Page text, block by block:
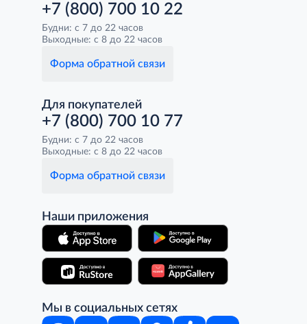
+7 (800) 700 10 22
Будни: с 7 до 22 часов
Выходные: с 8 до 22 часов
Форма обратной связи
Для покупателей
+7 (800) 700 10 77
Будни: с 7 до 22 часов
Выходные: с 8 до 22 часов
Форма обратной связи
Наши приложения
Мы в социальных сетях